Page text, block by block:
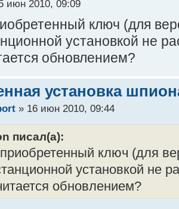
июн 2010, 09:09
ключ (для
установкой не
обновлением?
установка
» 16 июн 2010, 09:44
писал(а):
ключ (для
установкой не
обновлением?